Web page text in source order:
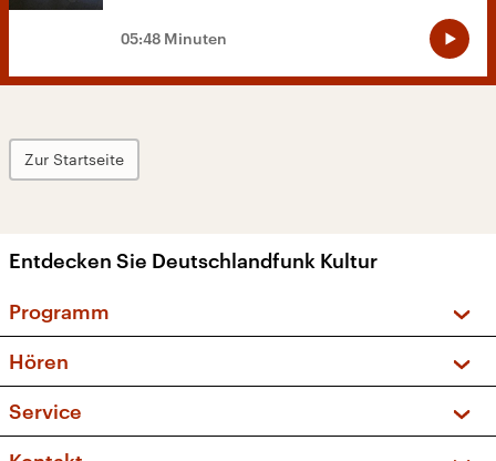
05:48 Minuten
Zur Startseite
Entdecken Sie Deutschlandfunk Kultur
Programm
Sendungen und Podcasts
Musikliste
Hören
Frequenzen (UKW + DAB+)
Service
FAQ